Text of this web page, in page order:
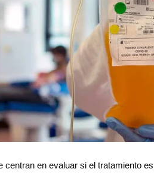
centran en evaluar si el tratamiento